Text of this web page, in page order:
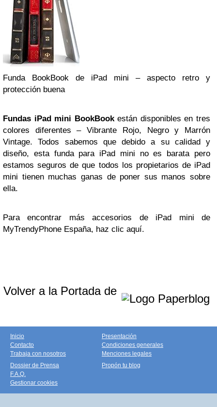
Funda BookBook de iPad mini – aspecto retro y
protección buena
Fundas iPad mini BookBookestán disponibles en tres
colores diferentes – Vibrante Rojo, Negro y Marrón
Vintage. Todos sabemos que debido a su calidad y
diseño, esta funda para iPad mini no es barata pero
estamos seguros de que todos los propietarios de iPad
mini tienen muchas ganas de poner sus manos sobre
ella.
Para encontrar más accesorios de iPad mini de
MyTrendyPhone España, haz clic aquí.
Volver a la Portada de
Inicio
Contacto
Trabaja con nosotros
Presentación
Condiciones generales
Menciones legales
Dossier de Prensa
F.A.Q.
Gestionar cookies
Propón tu blog